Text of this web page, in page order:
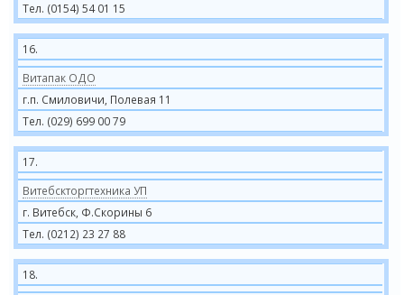
Тел. (0154) 54 01 15
16.
Витапак ОДО
г.п. Смиловичи, Полевая 11
Тел. (029) 699 00 79
17.
Витебскторгтехника УП
г. Витебск, Ф.Скорины 6
Тел. (0212) 23 27 88
18.